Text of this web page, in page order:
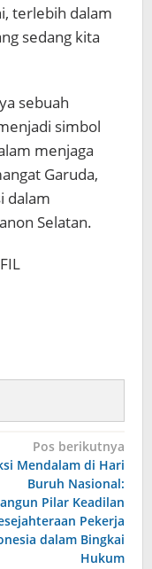
terlebih dalam
sedang kita
sebuah
simbol
menjaga
Garuda,
dalam
Selatan.
Pos berikutnya
Mendalam di Hari
Buruh Nasional:
Pilar Keadilan
Pekerja
dalam Bingkai
Hukum